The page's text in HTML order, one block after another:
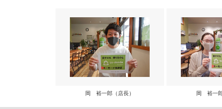
岡 裕一郎（店長） 岡 裕一